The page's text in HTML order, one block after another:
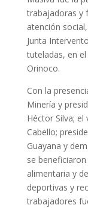
trabajadoras y
atención
Junta
tuteladas, en
Orinoco.
Con la
Minería y
Héctor Silva; el
Cabello;
Guayana y
se
alimentaria y
deportivas y
trabajadores